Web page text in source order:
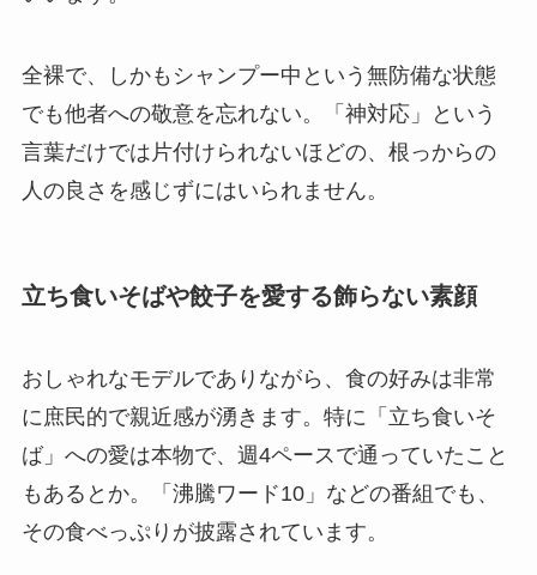
全裸で、しかもシャンプー中という無防備な状態
でも他者への敬意を忘れない。「神対応」という
言葉だけでは片付けられないほどの、根っからの
人の良さを感じずにはいられません。
立ち食いそばや餃子を愛する飾らない素顔
おしゃれなモデルでありながら、食の好みは非常
に庶民的で親近感が湧きます。特に「立ち食いそ
ば」への愛は本物で、週4ペースで通っていたこと
もあるとか。「沸騰ワード10」などの番組でも、
その食べっぷりが披露されています。